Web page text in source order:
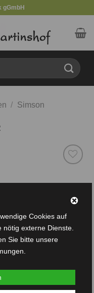
gGmbH
/ Simson
Wunschliste
Cookies auf
externe Dienste.
Sie bitte unsere